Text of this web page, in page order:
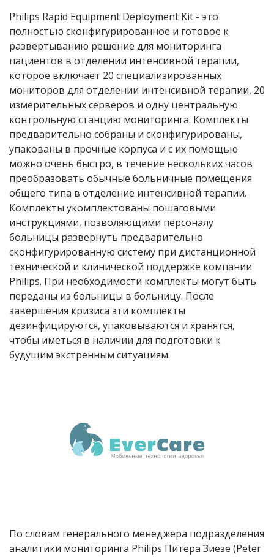
Philips Rapid Equipment Deployment Kit - это
полностью сконфигурированное и готовое к
развертыванию решение для мониторинга
пациентов в отделении интенсивной терапии,
которое включает 20 специализированных
мониторов для отделении интенсивной терапии, 20
измерительных серверов и одну центральную
контрольную станцию мониторинга. Комплекты
предварительно собраны и сконфигурированы,
упакованы в прочные корпуса и с их помощью
можно очень быстро, в течение нескольких часов
преобразовать обычные больничные помещения
общего типа в отделение интенсивной терапии.
Комплекты укомплектованы пошаговыми
инструкциями, позволяющими персоналу
больницы развернуть предварительно
сконфигурированную систему при дистанционной
технической и клинической поддержке компании
Philips. При необходимости комплекты могут быть
переданы из больницы в больницу. После
завершения кризиса эти комплекты
дезинфицируются, упаковываются и хранятся,
чтобы иметься в наличии для подготовки к
будущим экстренным ситуациям.
По словам генерального менеджера подразделения
аналитики мониторинга Philips Питера Зиезе (Peter